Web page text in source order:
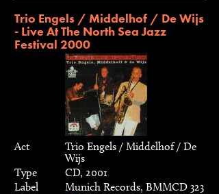
Trio Engels / Middelhof / De Wijs
- Live At The North Sea Jazz
Festival 2000
Act
Trio Engels / Middelhof / De
Wijs
Type
CD, 2001
Label
Munich Records, BMMCD 323